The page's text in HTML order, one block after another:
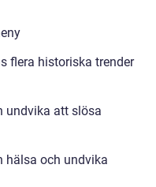
flera historiska trender
undvika att slösa
hälsa och undvika